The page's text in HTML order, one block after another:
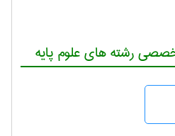
رشته های علوم پایه